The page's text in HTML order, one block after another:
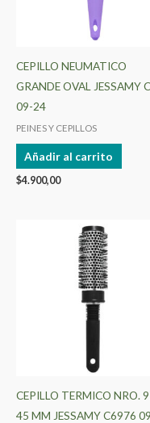
CEPILLO NEUMATICO
GRANDE OVAL JESSAMY
09-24
PEINES Y CEPILLOS
Añadir al carrito
$4.900,00
CEPILLO TERMICO NRO.
45 MM JESSAMY C6976